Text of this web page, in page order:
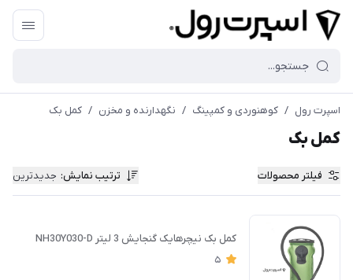
اسپرت رول / کوهنوردی و کمپینگ / نگهدارنده و مخزن / کمل بک
کمل بک
فیلتر محصولات ترتیب نمایش: جدیدترین
کمل بک نیچرهایک گنجايش 3 ليتر NH30Y030-D
5